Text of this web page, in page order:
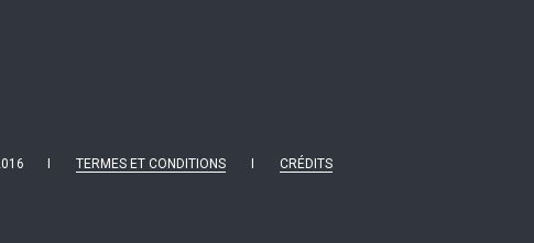
- 2016 I TERMES ET CONDITIONS I CRÉDITS